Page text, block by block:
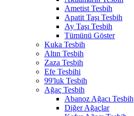
Ametist Tesbih
Apatit Taşı Tesbih
Ay Taşı Tesbih
Tümünü Göster
Kuka Tesbih
Altın Tesbih
Zaza Tesbih
Efe Tesbihi
99'luk Tesbih
Ağaç Tesbih
Abanoz Ağacı Tesbih
Diğer Ağaçlar